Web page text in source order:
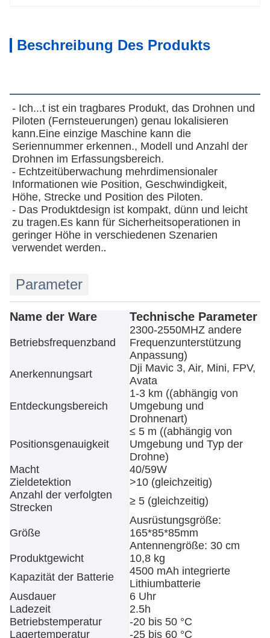
Beschreibung Des Produkts
- Ich...t ist ein tragbares Produkt, das Drohnen und
Piloten (Fernsteuerungen) genau lokalisieren
kann.Eine einzige Maschine kann die
Seriennummer erkennen., Modell und Anzahl der
Drohnen im Erfassungsbereich.
- Echtzeitüberwachung mehrdimensionaler
Informationen wie Position, Geschwindigkeit,
Höhe, Strecke und Position des Piloten.
- Das Produktdesign ist kompakt, dünn und leicht
zu tragen.Es kann für Sicherheitsoperationen in
geringer Höhe in verschiedenen Szenarien
verwendet werden..
Parameter
Name der Ware Technische Parameter
Betriebsfrequenzband
2300-2550MHZ andere
Frequenzunterstützung
Anpassung)
Anerkennungsart
Dji Mavic 3, Air, Mini, FPV,
Avata
Entdeckungsbereich
1-3 km ((abhängig von
Umgebung und
Drohnenart)
Positionsgenauigkeit
≤ 5 m ((abhängig von
Umgebung und Typ der
Drohne)
Macht
40/59W
Zieldetektion
>10 (gleichzeitig)
Anzahl der verfolgten
Strecken
≥ 5 (gleichzeitig)
Größe
Ausrüstungsgröße:
165*85*85mm
Antennengröße: 30 cm
Produktgewicht
10,8 kg
Kapazität der Batterie
4500 mAh integrierte
Lithiumbatterie
Ausdauer
6 Uhr
Ladezeit
2.5h
Betriebstemperatur
-20 bis 50 °C
Lagertemperatur
-25 bis 60 °C